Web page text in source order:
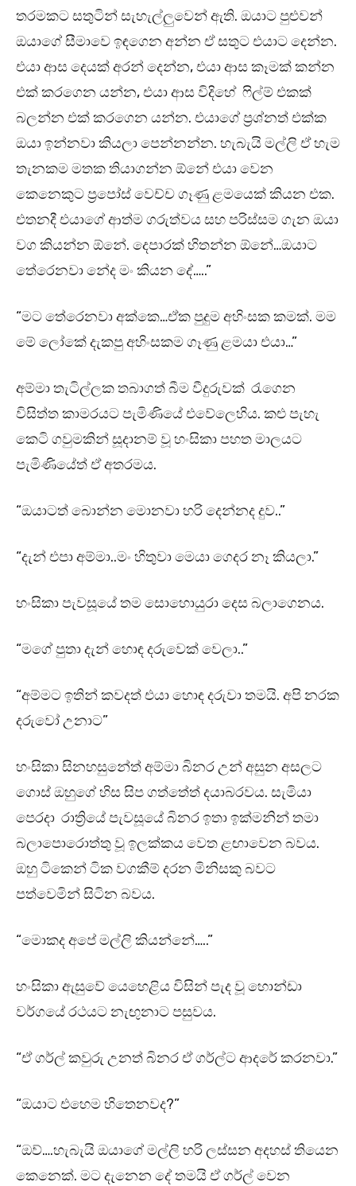
තරමකට සතුටින් සැහැල්ලුවෙන් ඇති. ඔයාට පුළුවන්
ඔයාගේ සීමාවෙ ඉඳගෙන අන්න ඒ සතුට එයාට දෙන්න.
එයා ආස දෙයක් අරන් දෙන්න, එයා ආස කෑමක් කන්න
එක් කරගෙන යන්න, එයා ආස විදිහේ ෆිල්ම් එකක්
බලන්න එක් කරගෙන යන්න. එයාගේ ප්‍රශ්නත් එක්ක
ඔයා ඉන්නවා කියලා පෙන්නන්න. හැබැයි මල්ලි ඒ හැම
තැනකම මතක තියාගන්න ඕනේ එයා වෙන
කෙනෙකුට ප්‍රපෝස් වෙච්ච ගෑණු ළමයෙක් කියන එක.
එතනදී එයාගේ ආත්ම ගරුත්වය සහ පරිස්සම ගැන ඔයා
වග කියන්න ඕනේ. දෙපාරක් හිතන්න ඕනේ…ඔයාට
තේරෙනවා නේද මං කියන දේ…..”
“මට තේරෙනවා අක්කෙ…ඒක පුදුම අහිංසක කමක්. මම
මේ ලෝකේ දැකපු අහිංසකම ගෑණු ළමයා එයා…”
අම්මා තැටිල්ලක තබාගත් බීම වීදුරුවක් රැගෙන
විසිත්ත කාමරයට පැමිණියේ එවේලෙහිය. කළු පැහැ
කෙටි ගවුමකින් සූදානම් වූ හංසිකා පහත මාලයට
පැමිණියේත් ඒ අතරමය.
“ඔයාටත් බොන්න මොනවා හරි දෙන්නද දුව..”
“දැන් එපා අම්මා..මං හිතුවා මෙයා ගෙදර නෑ කියලා.”
හංසිකා පැවසූයේ තම සොහොයුරා දෙස බලාගෙනය.
“මගේ පුතා දැන් හොඳ දරුවෙක් වෙලා..”
“අම්මට ඉතින් කවදත් එයා හොඳ දරුවා තමයි. අපි නරක
දරුවෝ උනාට”
හංසිකා සිනහසුනේත් අම්මා බිනර උන් අසුන අසලට
ගොස් ඔහුගේ හිස සිප ගත්තේත් දයාබරවය. සැමියා
පෙරදා රාත්‍රියේ පැවසූයේ බිනර ඉතා ඉක්මනින් තමා
බලාපොරොත්තු වූ ඉලක්කය වෙත ළඟාවෙන බවය.
ඔහු ටිකෙන් ටික වගකීම් දරන මිනිසකු බවට
පත්වෙමින් සිටින බවය.
“මොකද අපේ මල්ලි කියන්නේ…..”
හංසිකා ඇසුවේ යෙහෙළිය විසින් පැද වූ හොන්ඩා
වර්ගයේ රථයට නැඟුනාට පසුවය.
“ඒ ගර්ල් කවුරු උනත් බිනර ඒ ගර්ල්ට ආදරේ කරනවා.”
“ඔයාට එහෙම හිතෙනවද?”
“ඔව්….හැබැයි ඔයාගේ මල්ලි හරි ලස්සන අදහස් තියෙන
කෙනෙක්. මට දැනෙන දේ තමයි ඒ ගර්ල් වෙන